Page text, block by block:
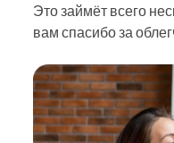
Это займёт всего
вам спасибо за